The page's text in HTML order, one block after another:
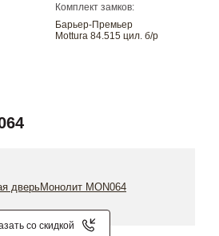
Комплект замков:
Барьер-Премьер
Mottura 84.515 цил. б/р
со скидкой